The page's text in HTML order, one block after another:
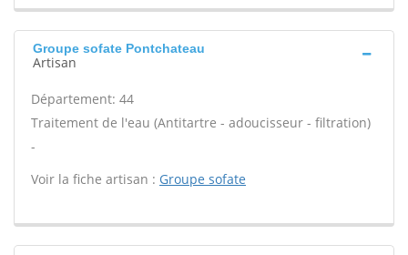
Groupe sofate Pontchateau
Artisan
Département: 44
Traitement de l'eau (Antitartre - adoucisseur - filtration)
-
Voir la fiche artisan : Groupe sofate